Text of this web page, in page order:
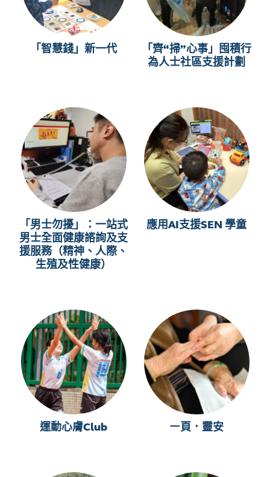
「智慧錢」新一代
「齊“掃”心事」囤積行
為人士社區支援計劃
「男士勿擾」：一站式
男士全面健康諮詢及支
援服務（精神、人際、
生殖及性健康）
應用AI支援SEN 學童
運動心膚Club ㇐頁．靈安